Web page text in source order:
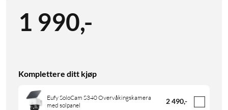
1 990,-
Komplettere ditt kjøp
Eufy SoloCam S340 Overvåkingskamera
med solpanel
2 490,-